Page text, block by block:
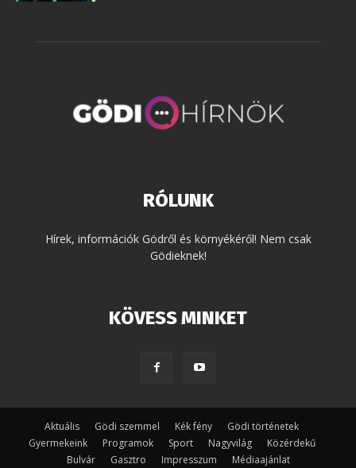
RÓLUNK
Hírek, információk Gödről és környékéről! Nem csak
Gödieknek!
KÖVESS MINKET
Aktuális Gödi szemmel Kék fény
Gödi történetek
Gyermekeink
Programok Sport Nagyvilág
Közérdekű
Bulvár
Gasztro Impresszum Médiaajánlat